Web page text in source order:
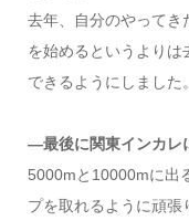
去年、自分のやってき
を始めるというよりは
できるようにしました。
―最後に関東インカレ
5000mと10000mに出
プを取れるように頑張